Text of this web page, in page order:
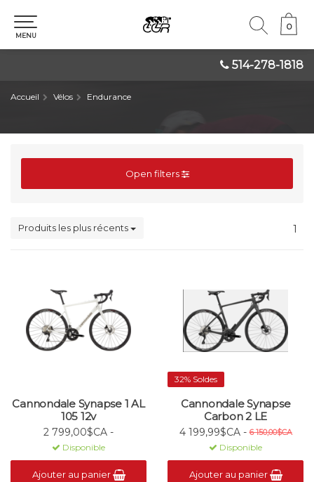
514-278-1818
0
0
MENU
Accueil Vélos Endurance
Open filters
Produits les plus récents 1
Cannondale Synapse 1 AL
105 12v
2 799,00$CA -
Disponible
Ajouter au panier
32% Soldes
Cannondale Synapse
Carbon 2 LE
4 199,99$CA - 6 150,00$CA
Disponible
Ajouter au panier